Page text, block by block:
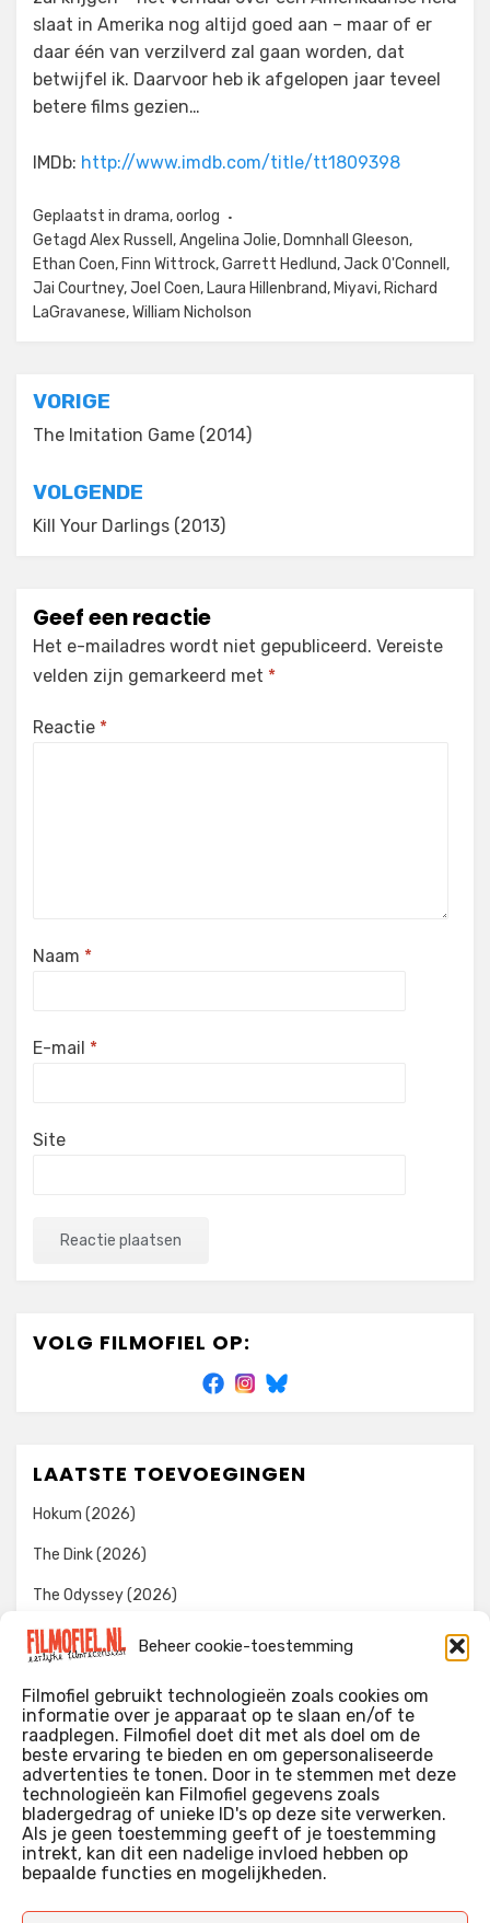
Beheer cookie-toestemming
Filmofiel gebruikt technologieën zoals cookies om
informatie over je apparaat op te slaan en/of te
raadplegen. Filmofiel doet dit met als doel om de
beste ervaring te bieden en om gepersonaliseerde
advertenties te tonen. Door in te stemmen met deze
technologieën kan Filmofiel gegevens zoals
bladergedrag of unieke ID's op deze site verwerken.
Als je geen toestemming geeft of je toestemming
intrekt, kan dit een nadelige invloed hebben op
bepaalde functies en mogelijkheden.
slaat in Amerika nog altijd goed aan – maar of er
daar één van verzilverd zal gaan worden, dat
betwijfel ik. Daarvoor heb ik afgelopen jaar teveel
betere films gezien…
IMDb: http://www.imdb.com/title/tt1809398
Geplaatst in drama,oorlog
Getagd Alex Russell ,Angelina Jolie, Domnhall Gleeson,
Ethan Coen, Finn Wittrock,Garrett Hedlund,Jack O'Connell ,
Jai Courtney,Joel Coen, Laura Hillenbrand, Miyavi, Richard
LaGravanese,William Nicholson
Bericht
navigatie
VORIGE
The Imitation Game (2014)
VOLGENDE
Kill Your Darlings (2013)
Geef een reactie
Het e-mailadres wordt niet gepubliceerd. Vereiste
velden zijn gemarkeerd met *
Reactie *
Naam *
E-mail *
Site
VOLG FILMOFIEL OP:
LAATSTE TOEVOEGINGEN
Hokum (2026)
The Dink (2026)
The Odyssey (2026)
Evil Dead Burn (2026)
WIE IK BEN…?
Ik ben ooit begonnen met m’n recensies omdat ik zoveel
films keek dat ik af en toe niet meer wist welke ik nu wel of
niet gezien had. Ik ben een filmliefhebber, heb als hobby nog
erg lang in een videotheek gewerkt, en heb als coproducent